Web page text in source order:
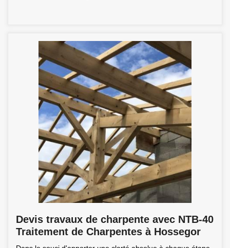
Devis travaux de charpente avec NTB-40
Traitement de Charpentes à Hossegor